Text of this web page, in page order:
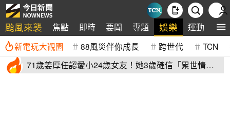
颱風來襲 焦點 即時 要聞 專題 娛樂 運動 全
新電玩大觀園 88風災伴你成長 跨世代 TCN
71歲姜厚任認愛小24歲女友！她3歲確信「累世情